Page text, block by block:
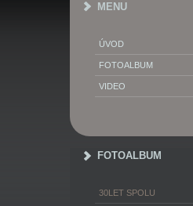
MENU
ÚVOD
FOTOALBUM
VIDEO
FOTOALBUM
30LET SPOLU